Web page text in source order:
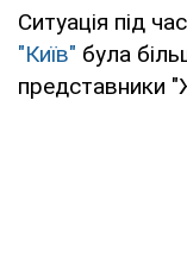
Ситуація під час
"Київ" була
представники